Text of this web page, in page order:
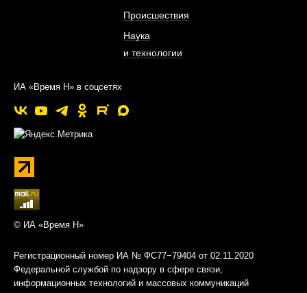
Происшествия
Наука
и технологии
ИА «Время Н» в соцсетях
© ИА «Время Н»
Регистрационный номер ИА № ФС77−79404 от 02.11.2020
Федеральной службой по надзору в сфере связи,
информационных технологий и массовых коммуникаций